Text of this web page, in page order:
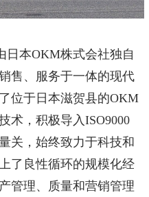
日本OKM株式会社独自
售、服务于一体的现代
位于日本滋贺县的OKM
术，积极导入ISO9000
关，始终致力于科技和
了良性循环的规模化经
管理、质量和营销管理